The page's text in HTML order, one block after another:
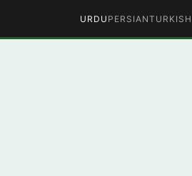
TURKISH
PERSIAN
URDU